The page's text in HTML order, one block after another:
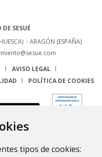
tipos de cookies:
SESUÉ
- ARAGÓN (ESPAÑA)
AVISO LEGAL
POLÍTICA DE COOKIES